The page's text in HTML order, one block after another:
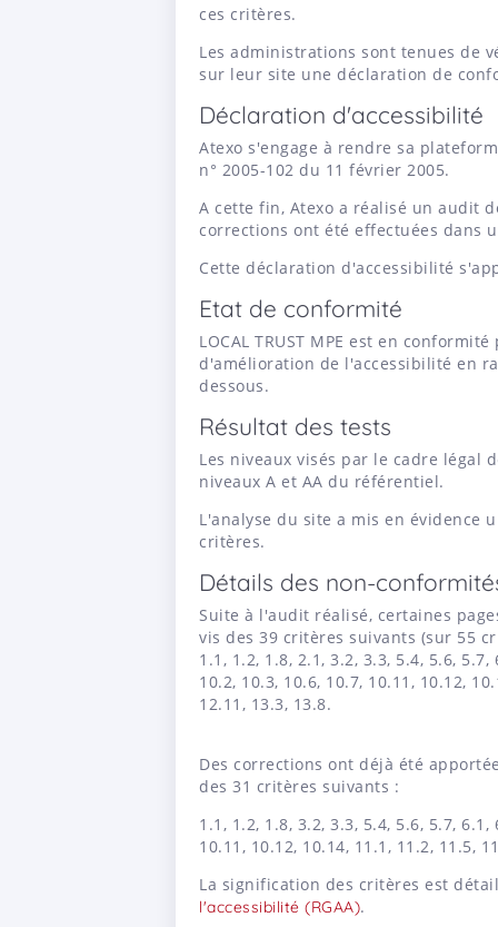
ces critères.
Les administrations sont tenues de
sur leur site une déclaration de
Déclaration d'accessibilité
Atexo s'engage à rendre sa
n° 2005-102 du 11 février 2005.
A cette fin, Atexo a réalisé un audit
corrections ont été effectuées dans
Cette déclaration d'accessibilité
Etat de conformité
LOCAL TRUST MPE est en
d'amélioration de l'accessibilité en
dessous.
Résultat des tests
Les niveaux visés par le cadre légal
niveaux A et AA du référentiel.
L'analyse du site a mis en évidence
critères.
Détails des non-
Suite à l'audit réalisé, certaines
vis des 39 critères suivants (sur 55
1.1, 1.2, 1.8, 2.1, 3.2, 3.3, 5.4, 5.6,
10.2, 10.3, 10.6, 10.7, 10.11, 10.12,
12.11, 13.3, 13.8.
Des corrections ont déjà été
des 31 critères suivants :
1.1, 1.2, 1.8, 3.2, 3.3, 5.4, 5.6, 5.7,
10.11, 10.12, 10.14, 11.1, 11.2, 11.5,
La signification des critères est
l'accessibilité (RGAA).